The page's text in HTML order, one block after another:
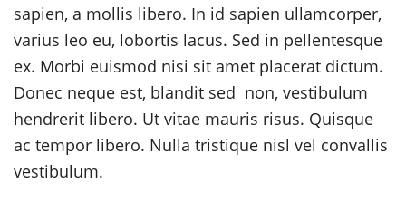
sapien, a mollis libero. In id sapien ullamcorper,
varius leo eu, lobortis lacus. Sed in pellentesque
ex. Morbi euismod nisi sit amet placerat dictum.
Donec neque est, blandit sed non, vestibulum
hendrerit libero. Ut vitae mauris risus. Quisque
ac tempor libero. Nulla tristique nisl vel convallis
vestibulum.